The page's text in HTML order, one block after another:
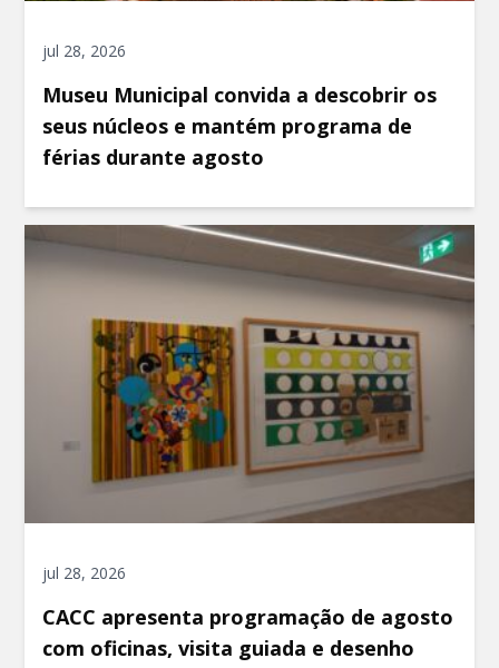
jul 28, 2026
Museu Municipal convida a descobrir os
seus núcleos e mantém programa de
férias durante agosto
jul 28, 2026
CACC apresenta programação de agosto
com oficinas, visita guiada e desenho